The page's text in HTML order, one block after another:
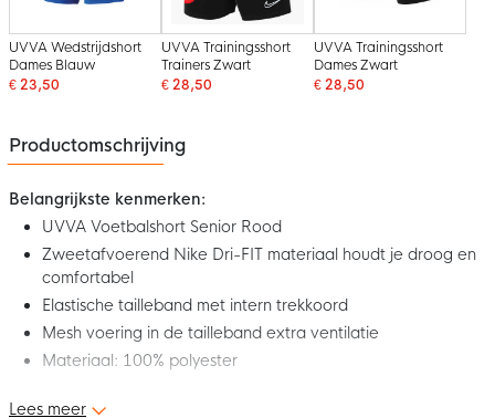
UVVA Wedstrijdshort
Dames Blauw
€ 23,50
UVVA Trainingsshort
Trainers Zwart
€ 28,50
UVVA Trainingsshort
Dames Zwart
€ 28,50
Productomschrijving
Belangrijkste kenmerken:
UVVA Voetbalshort Senior Rood
Zweetafvoerend Nike Dri-FIT materiaal houdt je droog en
comfortabel
Elastische tailleband met intern trekkoord
Mesh voering in de tailleband extra ventilatie
Materiaal: 100% polyester
Lees meer